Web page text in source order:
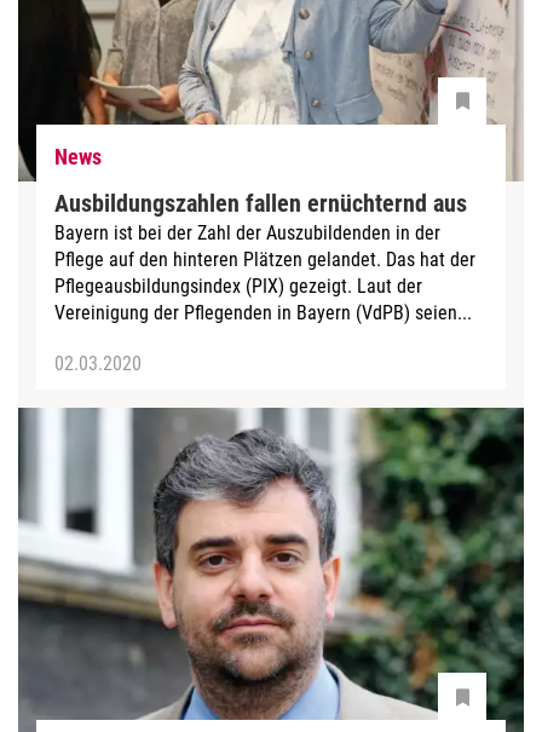
News
Ausbildungszahlen fallen ernüchternd aus
Bayern ist bei der Zahl der Auszubildenden in der
Pflege auf den hinteren Plätzen gelandet. Das hat der
Pflegeausbildungsindex (PIX) gezeigt. Laut der
Vereinigung der Pflegenden in Bayern (VdPB) seien...
02.03.2020